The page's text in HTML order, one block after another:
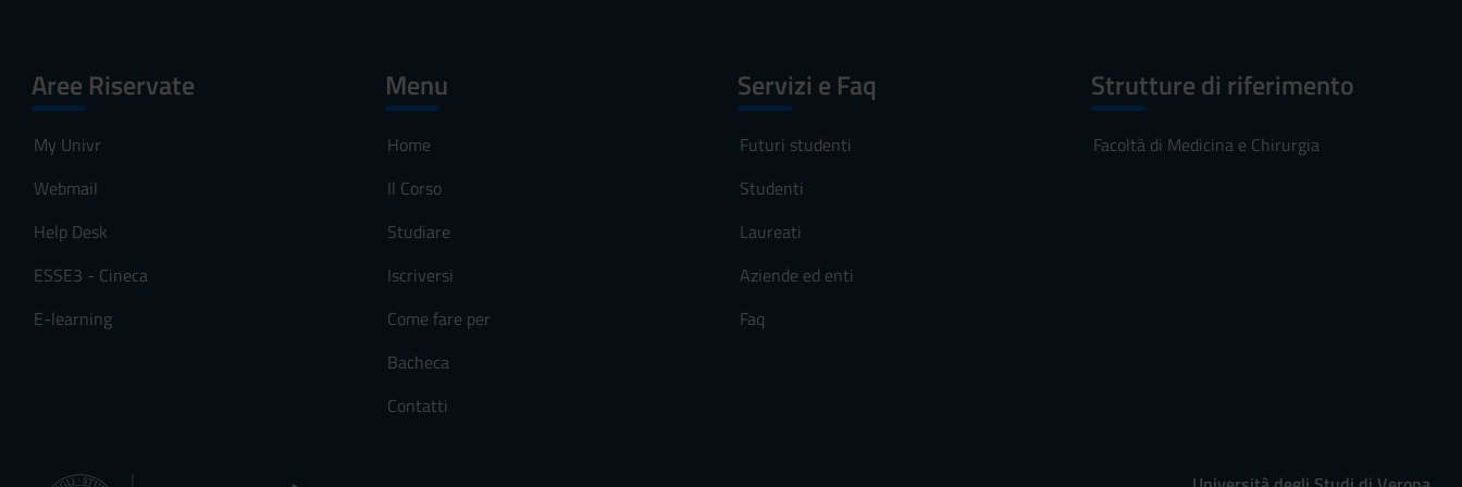
Aree Riservate
My Univr
Webmail
Help Desk
ESSE3 - Cineca
E-learning
Menu
Home
Il Corso
Studiare
Iscriversi
Come fare per
Bacheca
Contatti
Servizi e Faq
Futuri studenti
Studenti
Laureati
Aziende ed enti
Faq
Strutture di riferimento
Facoltà di Medicina e Chirurgia